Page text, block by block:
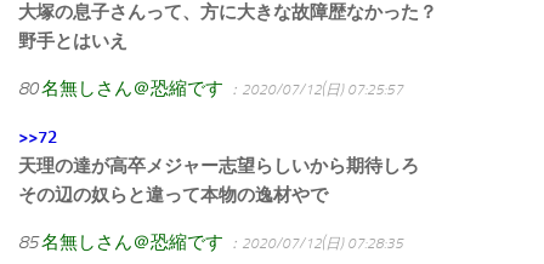
大塚の息子さんって、方に大きな故障歴なかった？
野手とはいえ
80名無しさん＠恐縮です ：2020/07/12(日) 07:25:57
>>72
天理の達が高卒メジャー志望らしいから期待しろ
その辺の奴らと違って本物の逸材やで
85名無しさん＠恐縮です ：2020/07/12(日) 07:28:35